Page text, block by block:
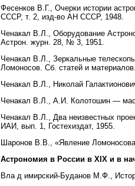
Фесенков В.Г., Очерки истории
СССР, т. 2, изд-во АН СССР, 1948.
Ченакал В.Л., Оборудование
Астрон. журн. 28, № 3, 1951.
Ченакал В.Л., Зеркальные
Ломоносов. Сб. статей и
Ченакал В.Л., Николай
Ченакал В.Л., А.И. Колотошин —
Ченакал В.Л., Два неизвестных
ИАИ, вып. 1, Гостехиздат, 1955.
Шаронов В.В., «Явление
Астрономия в России в XIX и в
Вла д имирский-Буданов М.Ф.,